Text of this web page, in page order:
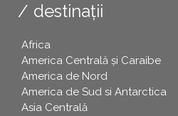
destinații
Africa
America Centrală și Caraibe
America de Nord
America de Sud si Antarctica
Asia Centrală